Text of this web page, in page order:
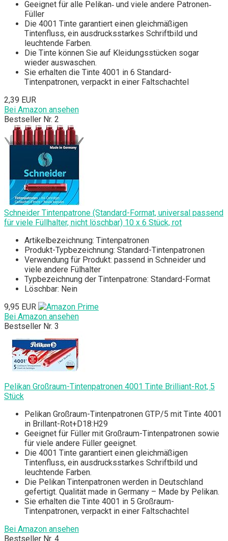
Geeignet für alle Pelikan‐ und viele andere Patronen‐
Füller
Die 4001 Tinte garantiert einen gleichmäßigen
Tintenfluss, ein ausdrucksstarkes Schriftbild und
leuchtende Farben.
Die Tinte können Sie auf Kleidungsstücken sogar
wieder auswaschen.
Sie erhalten die Tinte 4001 in 6 Standard-
Tintenpatronen, verpackt in einer Faltschachtel
2,39 EUR
Bei Amazon ansehen
Bestseller Nr. 2
Schneider Tintenpatrone (Standard-Format, universal passend
für viele Füllhalter, nicht löschbar) 10 x 6 Stück, rot
Artikelbezeichnung: Tintenpatronen
Produkt-Typbezeichnung: Standard-Tintenpatronen
Verwendung für Produkt: passend in Schneider und
viele andere Fülhalter
Typbezeichnung der Tintenpatrone: Standard-Format
Löschbar: Nein
9,95 EUR
Bei Amazon ansehen
Bestseller Nr. 3
Pelikan Großraum-Tintenpatronen 4001 Tinte Brilliant-Rot, 5
Stück
Pelikan Großraum-Tintenpatronen GTP/5 mit Tinte 4001
in Brillant-Rot+D18:H29
Geeignet für Füller mit Großraum-Tintenpatronen sowie
für viele andere Füller geeignet.
Die 4001 Tinte garantiert einen gleichmäßigen
Tintenfluss, ein ausdrucksstarkes Schriftbild und
leuchtende Farben.
Die Pelikan Tintenpatronen werden in Deutschland
gefertigt. Qualität made in Germany – Made by Pelikan.
Sie erhalten die Tinte 4001 in 5 Großraum-
Tintenpatronen, verpackt in einer Faltschachtel
Bei Amazon ansehen
Bestseller Nr. 4